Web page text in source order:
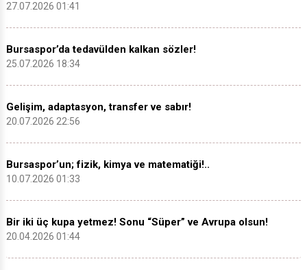
27.07.2026 01:41
Bursaspor’da tedavülden kalkan sözler!
25.07.2026 18:34
Gelişim, adaptasyon, transfer ve sabır!
20.07.2026 22:56
Bursaspor’un; fizik, kimya ve matematiği!..
10.07.2026 01:33
Bir iki üç kupa yetmez! Sonu “Süper” ve Avrupa olsun!
20.04.2026 01:44